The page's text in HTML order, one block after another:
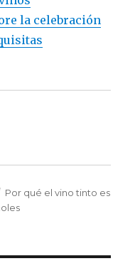
la celebración
Tags
Por qué el vino tinto es